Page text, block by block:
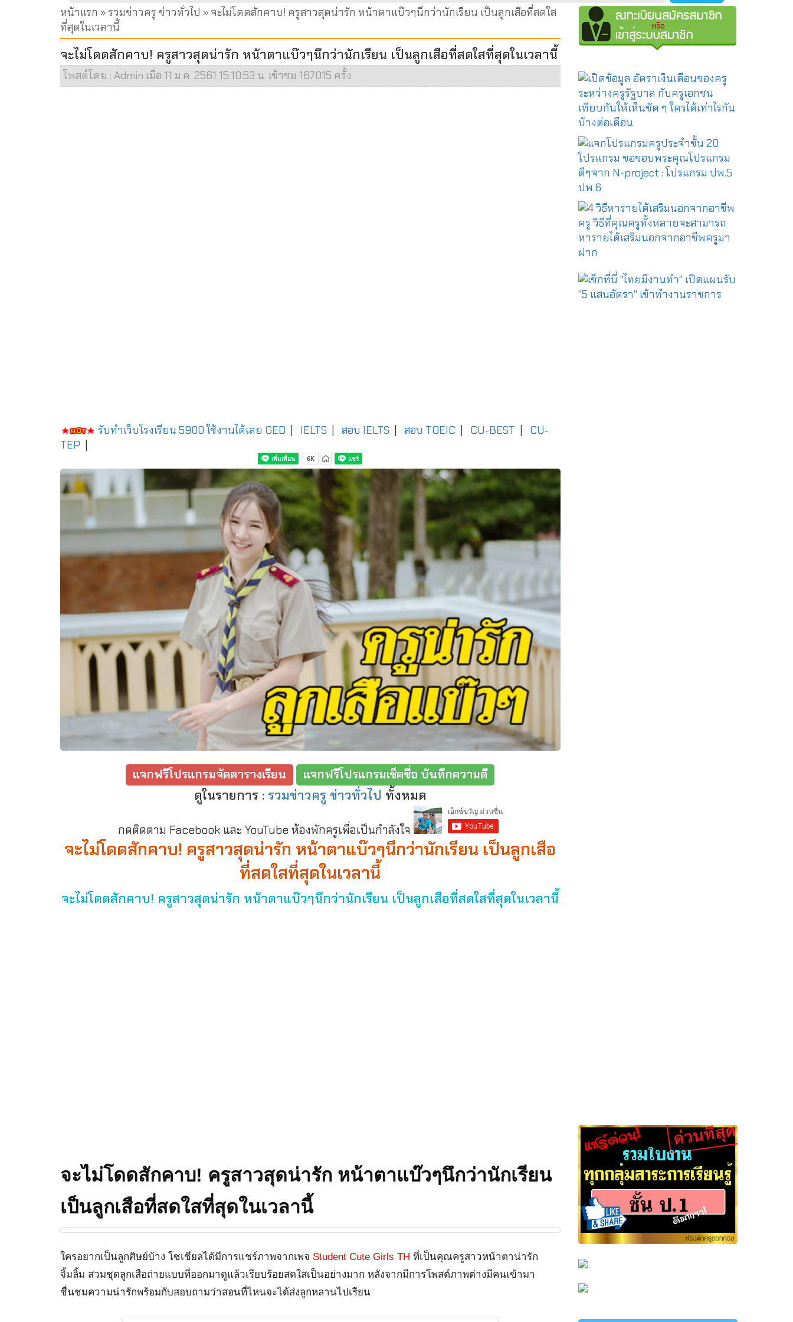
หน้าแรก »รวมข่าวครู ข่าวทั่วไป » จะไม่โดดสักคาบ! ครูสาวสุดน่ารัก หน้าตาแบ๊วๆนึกว่านักเรียน เป็นลูกเสือที่สดใส
ที่สุดในเวลานี้
จะไม่โดดสักคาบ! ครูสาวสุดน่ารัก หน้าตาแบ๊วๆนึกว่านักเรียน เป็นลูกเสือที่สดใสที่สุดในเวลานี้
โพสต์โดย : Admin เมื่อ 11 ม.ค. 2561 15:10:53 น. เข้าชม 167015 ครั้ง
รับทำเว็บโรงเรียน 5900 ใช้งานได้เลย GED IELTS สอบ IELTS สอบ TOEIC CU-BEST
CU-
TEP
แจกฟรีโปรแกรมจัดตารางเรียน แจกฟรีโปรแกรมเช็คชื่อ บันทึกความดี
ดูในรายการ : รวมข่าวครู ข่าวทั่วไป ทั้งหมด
กดติดตาม Facebook และ YouTube ห้องพักครูเพื่อเป็นกำลังใจ
จะไม่โดดสักคาบ! ครูสาวสุดน่ารัก หน้าตาแบ๊วๆนึกว่านักเรียน เป็นลูกเสือ
ที่สดใสที่สุดในเวลานี้
จะไม่โดดสักคาบ! ครูสาวสุดน่ารัก หน้าตาแบ๊วๆนึกว่านักเรียน เป็นลูกเสือที่สดใสที่สุดในเวลานี้
จะไม่โดดสักคาบ! ครูสาวสุดน่ารัก หน้าตาแบ๊วๆนึกว่านักเรียน
เป็นลูกเสือที่สดใสที่สุดในเวลานี้
ใครอยากเป็นลูกศิษย์บ้าง โซเชียลได้มีการแชร์ภาพจากเพจ Student Cute Girls TH ที่เป็นคุณครูสาวหน้าตาน่ารัก
จิ้มลิ้ม สวมชุดลูกเสือถ่ายแบบที่ออกมาดูแล้วเรียบร้อยสดใสเป็นอย่างมาก หลังจากมีการโพสต์ภาพต่างมีคนเข้ามา
ชื่นชมความน่ารักพร้อมกับสอบถามว่าสอนที่ไหนจะได้ส่งลูกหลานไปเรียน